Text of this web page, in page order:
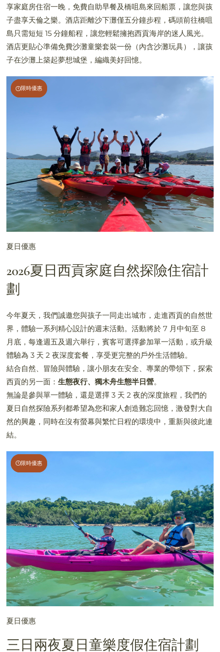
享家庭房住宿一晚，免費自助早餐及橋咀島來回船票，讓您與孩
子盡享天倫之樂。酒店距離沙下灘僅五分鐘步程，碼頭前往橋咀
島只需短短 15 分鐘船程，讓您輕鬆擁抱西貢海岸的迷人風光。
酒店更貼心準備免費沙灘童樂套裝一份（內含沙灘玩具），讓孩
子在沙灘上築起夢想城堡，編織美好回憶。
限時優惠
限時優惠
夏日優惠
2026夏日西貢家庭自然探險住宿計
劃
今年夏天，我們誠邀您與孩子一同走出城市，走進西貢的自然世
界，體驗一系列精心設計的週末活動。活動將於 7 月中旬至 8
月底，每逢週五及週六舉行，賓客可選擇參加單一活動，或升級
體驗為 3 天 2 夜深度套餐，享受更完整的戶外生活體驗。
結合自然、冒險與體驗，讓小朋友在安全、專業的帶領下，探索
西貢的另一面：生態夜行、獨木舟生態半日營。
無論是參與單一體驗，還是選擇 3 天 2 夜的深度旅程，我們的
夏日自然探險系列都希望為您和家人創造難忘回憶，激發對大自
然的興趣，同時在沒有螢幕與繁忙日程的環境中，重新與彼此連
結。
限時優惠
限時優惠
夏日優惠
三日兩夜夏日童樂度假住宿計劃